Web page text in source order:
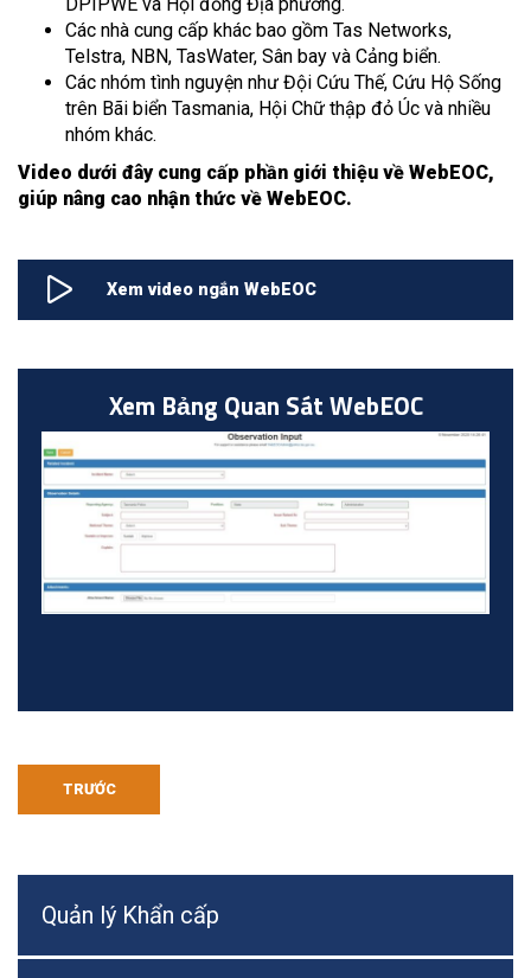
Các nhà cung cấp khác bao gồm Tas Networks,
Telstra, NBN, TasWater, Sân bay và Cảng biển.
Các nhóm tình nguyện như Đội Cứu Thế, Cứu Hộ Sống
trên Bãi biển Tasmania, Hội Chữ thập đỏ Úc và nhiều
nhóm khác.
Video dưới đây cung cấp phần giới thiệu về WebEOC,
giúp nâng cao nhận thức về WebEOC.
Xem video ngắn WebEOC
Xem Bảng Quan Sát WebEOC
TRƯỚC
Quản lý Khẩn cấp